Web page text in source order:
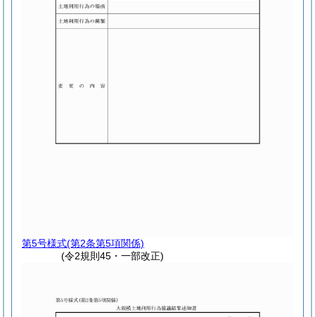
第5号様式(第2条第5項関係)
(令2規則45・一部改正)